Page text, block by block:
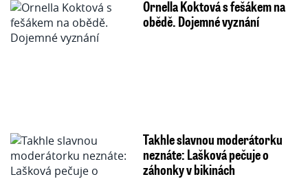
Ornella Koktová s fešákem na
obědě. Dojemné vyznání
Takhle slavnou moderátorku
neznáte: Lašková pečuje o
záhonky v bikinách